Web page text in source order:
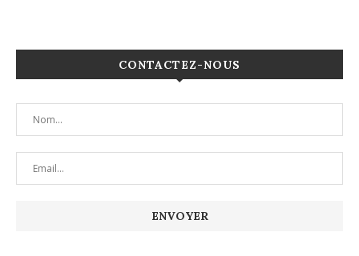
CONTACTEZ-NOUS